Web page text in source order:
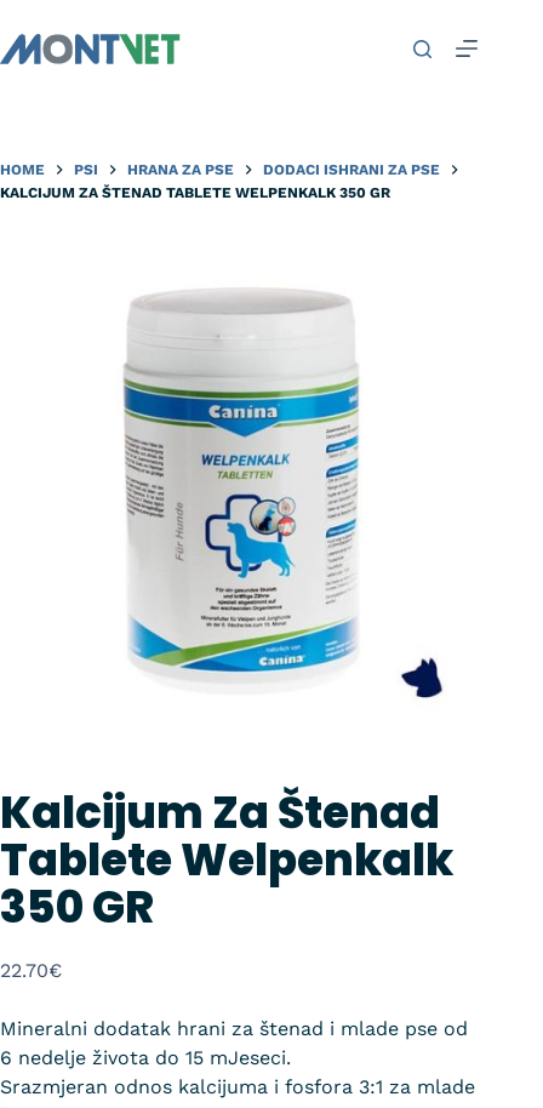
HOME PSI HRANA ZA PSE
DODACI ISHRANI ZA PSE
KALCIJUM ZA ŠTENAD TABLETE WELPENKALK 350 GR
Kalcijum Za Štenad
Tablete Welpenkalk
350 GR
22.70€
Mineralni dodatak hrani za štenad i mlade pse od
6 nedelje života do 15 mJeseci.
Srazmjeran odnos kalcijuma i fosfora 3:1 za mlade